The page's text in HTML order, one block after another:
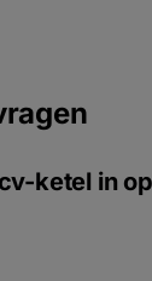
ketel in